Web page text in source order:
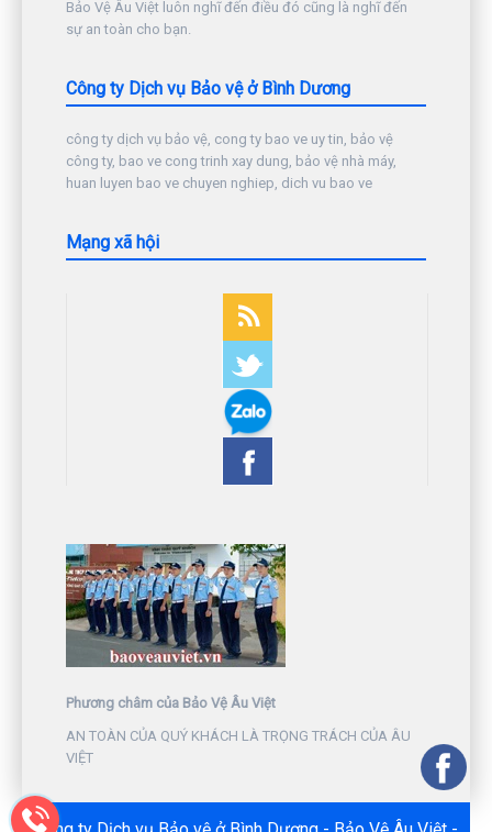
Bảo Vệ Âu Việt luôn nghĩ đến điều đó cũng là nghĩ đến
sự an toàn cho bạn.
Công ty Dịch vụ Bảo vệ ở Bình Dương
công ty dịch vụ bảo vệ, cong ty bao ve uy tin, bảo vệ
công ty, bao ve cong trinh xay dung, bảo vệ nhà máy,
huan luyen bao ve chuyen nghiep, dich vu bao ve
Mạng xã hội
Phương châm của Bảo Vệ Âu Việt
AN TOÀN CỦA QUÝ KHÁCH LÀ TRỌNG TRÁCH CỦA ÂU
VIỆT